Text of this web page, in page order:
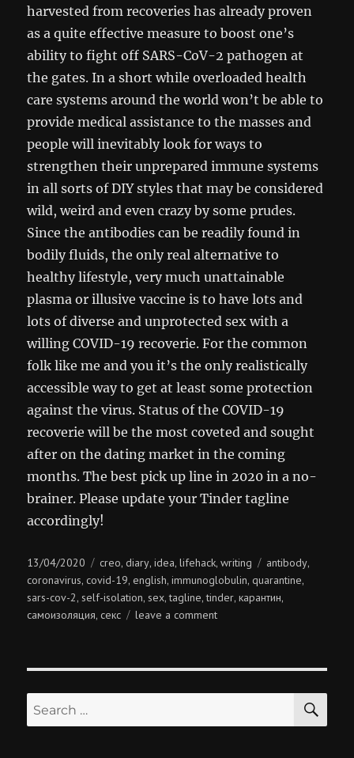
harvested from recoveries has already proven
as a quite effective measure to boost one’s
ability to fight off SARS-CoV-2 pathogen at
the gates. In a short while overloaded health
care systems around the world won’t be able to
provide medical assistance to the masses and
people will inevitably look for ways to
strengthen their unprepared immune systems
in all sorts of DIY styles that may be considered
wild, weird and even crazy by some prudes.
Since the antibodies can be readily found in
bodily fluids, the only real alternative to
healthy lifestyle, very much unattainable
plasma or illusive vaccine is to have lots and
lots of diverse and unprotected sex with a
willing COVID-19 recoverie. For the common
folk like me and you it’s the only realistically
accessible way to get at least some protection
against the virus. Status of the COVID-19
recoverie will be the most coveted and sought
after on the dating market in the coming
months. The best pick up line in 2020 in a no-
brainer. Please update your Tinder tagline
accordingly!
Posted
on
13/04/2020 Categories
creo,diary,idea,lifehack,writing Tags
antibody,
coronavirus,covid-19,english,immunoglobulin,quarantine,
sars-cov-2, self-isolation, sex,tagline,tinder,карантин,
самоизоляция,секс leave a commenton
life!
Search
for: